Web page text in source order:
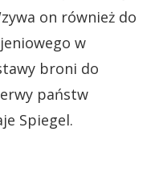
on również do
w
broni do
państw
Spiegel.